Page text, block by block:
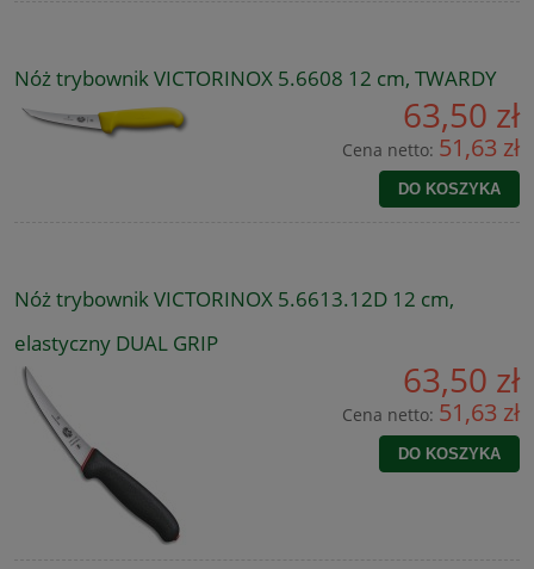
Nóż trybownik VICTORINOX 5.6608 12 cm, TWARDY
63,50 zł
Cena netto: 51,63 zł
DO KOSZYKA
Nóż trybownik VICTORINOX 5.6613.12D 12 cm,
elastyczny DUAL GRIP
63,50 zł
Cena netto: 51,63 zł
DO KOSZYKA